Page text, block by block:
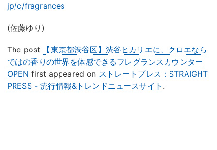
jp/c/fragrances
(佐藤ゆり)
The post
【東京都渋谷区】渋谷ヒカリエに、クロエなら
ではの香りの世界を体感できるフレグランスカウンター
OPEN first appeared on ストレートプレス：STRAIGHT
PRESS - 流行情報&トレンドニュースサイト .